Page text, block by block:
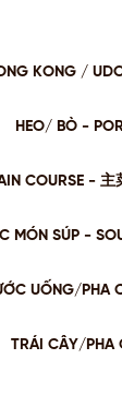
KONG /
HEO/ BÒ -
COURSE - 主
MÓN SÚP -
UỐNG/PHA
TRÁI CÂY/PHA